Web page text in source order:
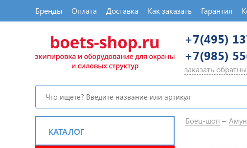
Бренды Оплата Доставка Как заказать Гарантия
+7(495)
+7(985)
заказать
КАТАЛОГ
Боец-шоп